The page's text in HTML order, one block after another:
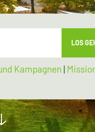
LOS
Kampagnen |